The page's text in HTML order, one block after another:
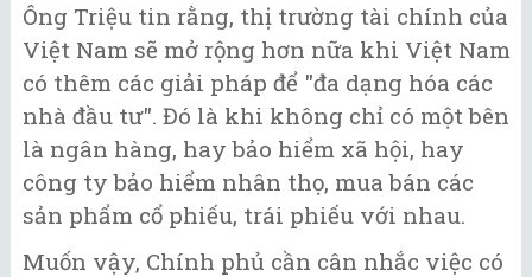
Ông Triệu tin rằng, thị trường tài chính của
Việt Nam sẽ mở rộng hơn nữa khi Việt Nam
có thêm các giải pháp để "đa dạng hóa các
nhà đầu tư". Đó là khi không chỉ có một bên
là ngân hàng, hay bảo hiểm xã hội, hay
công ty bảo hiểm nhân thọ, mua bán các
sản phẩm cổ phiếu, trái phiếu với nhau.
Muốn vậy, Chính phủ cần cân nhắc việc có